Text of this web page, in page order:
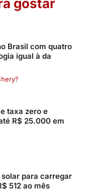
Brasil com quatro
igual à da
taxa zero e
R$ 25.000 em
para carregar
512 ao mês